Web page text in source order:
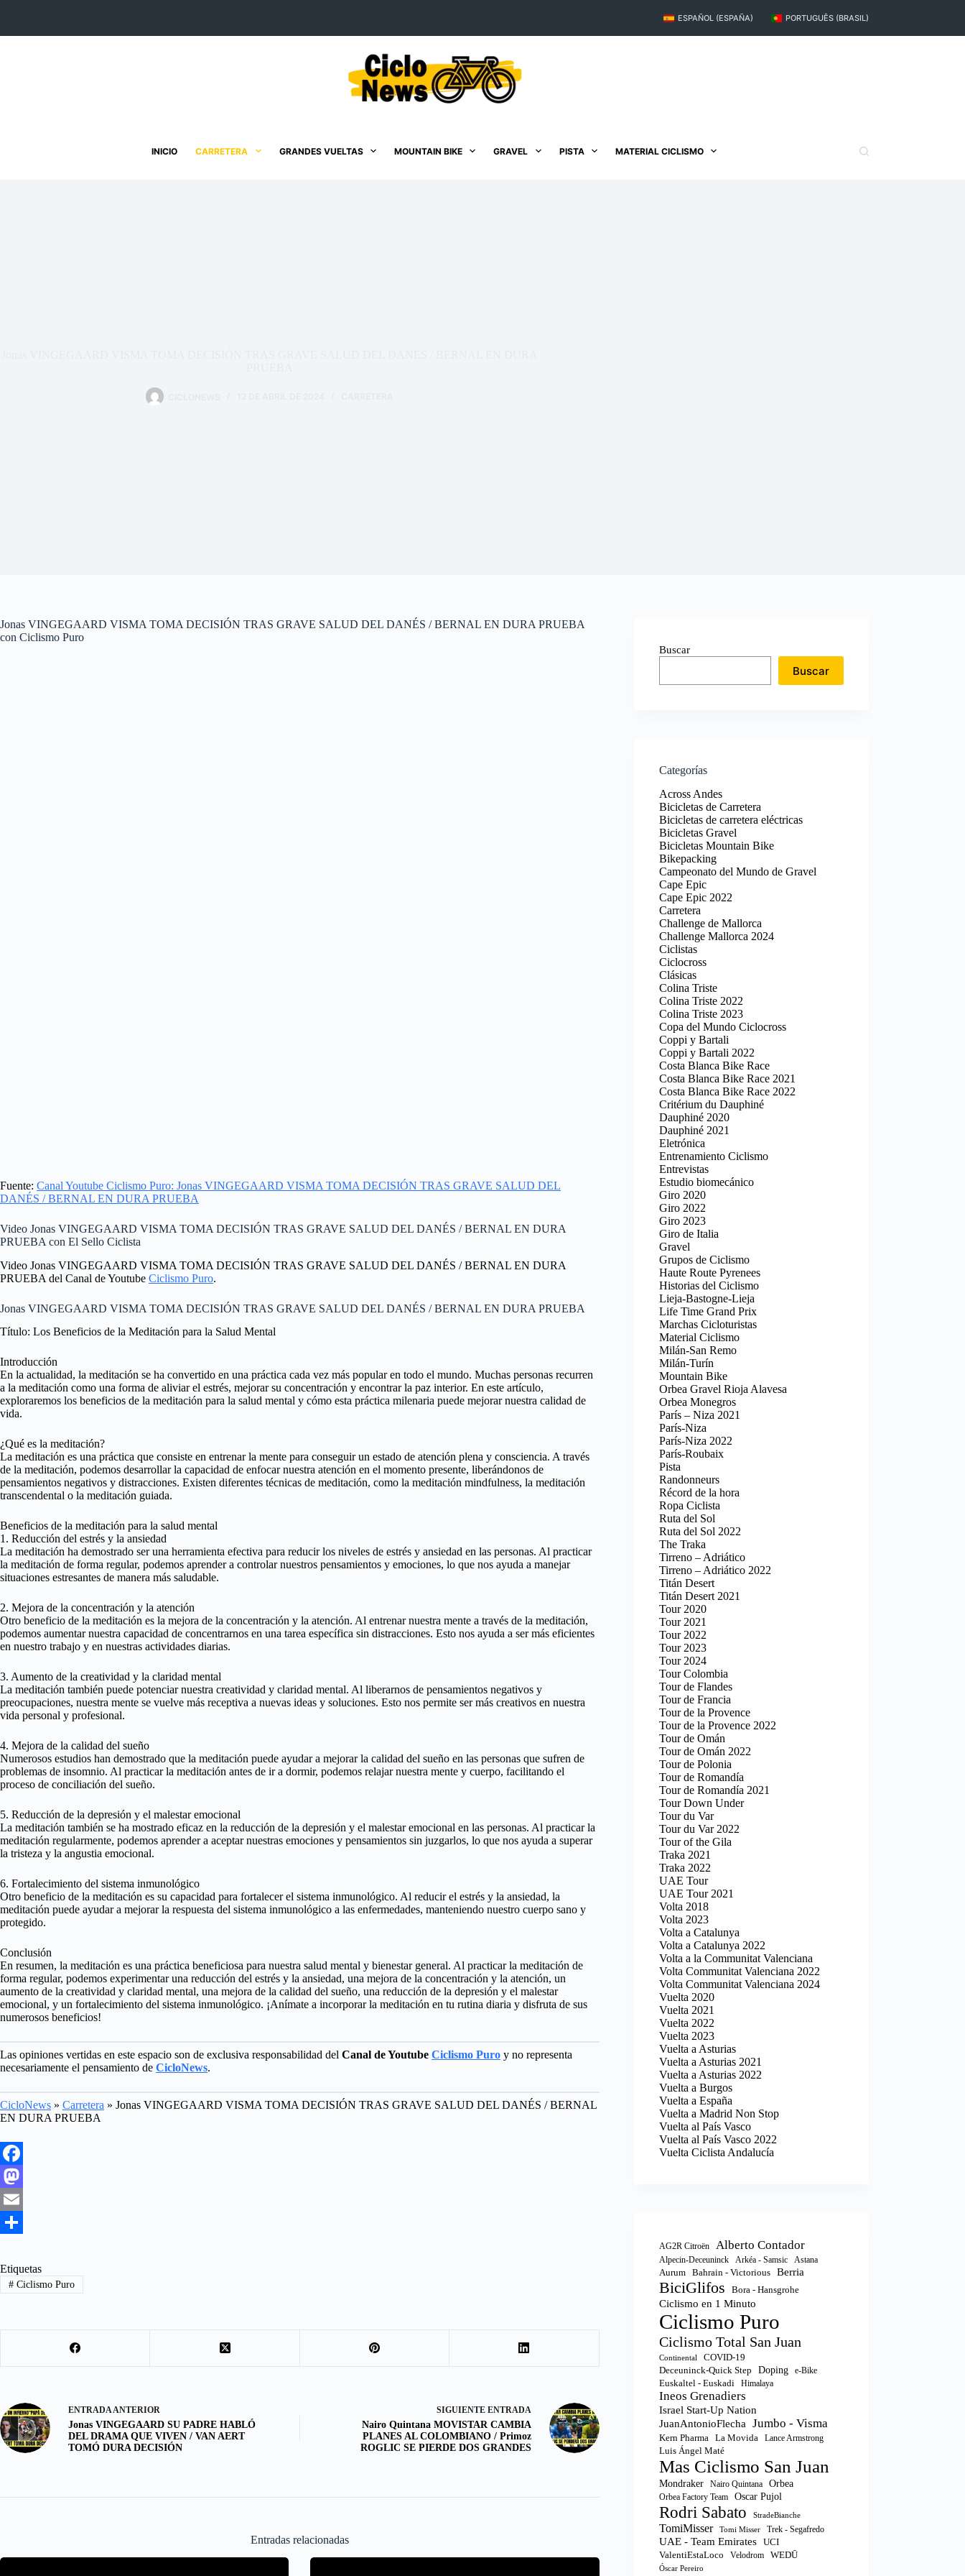
ESPAÑOL (ESPAÑA) PORTUGUÊS (BRASIL)
INICIO CARRETERA GRANDES VUELTAS MOUNTAIN BIKE GRAVEL PISTA MATERIAL CICLISMO
Jonas VINGEGAARD VISMA TOMA DECISIÓN TRAS GRAVE SALUD DEL DANÉS / BERNAL EN DURA PRUEBA
con Ciclismo Puro
Fuente: Canal Youtube Ciclismo Puro: Jonas VINGEGAARD VISMA TOMA DECISIÓN TRAS GRAVE SALUD DEL
DANÉS / BERNAL EN DURA PRUEBA
Video Jonas VINGEGAARD VISMA TOMA DECISIÓN TRAS GRAVE SALUD DEL DANÉS / BERNAL EN DURA
PRUEBA con El Sello Ciclista
Video Jonas VINGEGAARD VISMA TOMA DECISIÓN TRAS GRAVE SALUD DEL DANÉS / BERNAL EN DURA
PRUEBA del Canal de Youtube Ciclismo Puro.
Jonas VINGEGAARD VISMA TOMA DECISIÓN TRAS GRAVE SALUD DEL DANÉS / BERNAL EN DURA PRUEBA
Título: Los Beneficios de la Meditación para la Salud Mental
Introducción
En la actualidad, la meditación se ha convertido en una práctica cada vez más popular en todo el mundo. Muchas personas recurren
a la meditación como una forma de aliviar el estrés, mejorar su concentración y encontrar la paz interior. En este artículo,
exploraremos los beneficios de la meditación para la salud mental y cómo esta práctica milenaria puede mejorar nuestra calidad de
vida.
¿Qué es la meditación?
La meditación es una práctica que consiste en entrenar la mente para conseguir un estado de atención plena y consciencia. A través
de la meditación, podemos desarrollar la capacidad de enfocar nuestra atención en el momento presente, liberándonos de
pensamientos negativos y distracciones. Existen diferentes técnicas de meditación, como la meditación mindfulness, la meditación
transcendental o la meditación guiada.
Beneficios de la meditación para la salud mental
1. Reducción del estrés y la ansiedad
La meditación ha demostrado ser una herramienta efectiva para reducir los niveles de estrés y ansiedad en las personas. Al practicar
la meditación de forma regular, podemos aprender a controlar nuestros pensamientos y emociones, lo que nos ayuda a manejar
situaciones estresantes de manera más saludable.
2. Mejora de la concentración y la atención
Otro beneficio de la meditación es la mejora de la concentración y la atención. Al entrenar nuestra mente a través de la meditación,
podemos aumentar nuestra capacidad de concentrarnos en una tarea específica sin distracciones. Esto nos ayuda a ser más eficientes
en nuestro trabajo y en nuestras actividades diarias.
3. Aumento de la creatividad y la claridad mental
La meditación también puede potenciar nuestra creatividad y claridad mental. Al liberarnos de pensamientos negativos y
preocupaciones, nuestra mente se vuelve más receptiva a nuevas ideas y soluciones. Esto nos permite ser más creativos en nuestra
vida personal y profesional.
4. Mejora de la calidad del sueño
Numerosos estudios han demostrado que la meditación puede ayudar a mejorar la calidad del sueño en las personas que sufren de
problemas de insomnio. Al practicar la meditación antes de ir a dormir, podemos relajar nuestra mente y cuerpo, facilitando el
proceso de conciliación del sueño.
5. Reducción de la depresión y el malestar emocional
La meditación también se ha mostrado eficaz en la reducción de la depresión y el malestar emocional en las personas. Al practicar la
meditación regularmente, podemos aprender a aceptar nuestras emociones y pensamientos sin juzgarlos, lo que nos ayuda a superar
la tristeza y la angustia emocional.
6. Fortalecimiento del sistema inmunológico
Otro beneficio de la meditación es su capacidad para fortalecer el sistema inmunológico. Al reducir el estrés y la ansiedad, la
meditación puede ayudar a mejorar la respuesta del sistema inmunológico a las enfermedades, manteniendo nuestro cuerpo sano y
protegido.
Conclusión
En resumen, la meditación es una práctica beneficiosa para nuestra salud mental y bienestar general. Al practicar la meditación de
forma regular, podemos experimentar una reducción del estrés y la ansiedad, una mejora de la concentración y la atención, un
aumento de la creatividad y claridad mental, una mejora de la calidad del sueño, una reducción de la depresión y el malestar
emocional, y un fortalecimiento del sistema inmunológico. ¡Anímate a incorporar la meditación en tu rutina diaria y disfruta de sus
numerosos beneficios!
Las opiniones vertidas en este espacio son de exclusiva responsabilidad del Canal de Youtube Ciclismo Puro y no representa
necesariamente el pensamiento de CicloNews.
CicloNews » Carretera » Jonas VINGEGAARD VISMA TOMA DECISIÓN TRAS GRAVE SALUD DEL DANÉS / BERNAL
EN DURA PRUEBA
F
a
b
o
M
t
o
E
a
i
h
a
Etiquetas
#Ciclismo Puro
ENTRADA ANTERIOR
Jonas VINGEGAARD SU PADRE HABLÓ
DEL DRAMA QUE VIVEN / VAN AERT
TOMÓ DURA DECISIÓN
SIGUIENTE ENTRADA
Nairo Quintana MOVISTAR CAMBIA
PLANES AL COLOMBIANO / Primoz
ROGLIC SE PIERDE DOS GRANDES
Entradas relacionadas
Buscar
Buscar
Categorías
Across Andes
Bicicletas de Carretera
Bicicletas de carretera eléctricas
Bicicletas Gravel
Bicicletas Mountain Bike
Bikepacking
Campeonato del Mundo de Gravel
Cape Epic
Cape Epic 2022
Carretera
Challenge de Mallorca
Challenge Mallorca 2024
Ciclistas
Ciclocross
Clásicas
Colina Triste
Colina Triste 2022
Colina Triste 2023
Copa del Mundo Ciclocross
Coppi y Bartali
Coppi y Bartali 2022
Costa Blanca Bike Race
Costa Blanca Bike Race 2021
Costa Blanca Bike Race 2022
Critérium du Dauphiné
Dauphiné 2020
Dauphiné 2021
Eletrónica
Entrenamiento Ciclismo
Entrevistas
Estudio biomecánico
Giro 2020
Giro 2022
Giro 2023
Giro de Italia
Gravel
Grupos de Ciclismo
Haute Route Pyrenees
Historias del Ciclismo
Lieja-Bastogne-Lieja
Life Time Grand Prix
Marchas Cicloturistas
Material Ciclismo
Milán-San Remo
Milán-Turín
Mountain Bike
Orbea Gravel Rioja Alavesa
Orbea Monegros
París – Niza 2021
París-Niza
París-Niza 2022
París-Roubaix
Pista
Randonneurs
Récord de la hora
Ropa Ciclista
Ruta del Sol
Ruta del Sol 2022
The Traka
Tirreno – Adriático
Tirreno – Adriático 2022
Titán Desert
Titán Desert 2021
Tour 2020
Tour 2021
Tour 2022
Tour 2023
Tour 2024
Tour Colombia
Tour de Flandes
Tour de Francia
Tour de la Provence
Tour de la Provence 2022
Tour de Omán
Tour de Omán 2022
Tour de Polonia
Tour de Romandía
Tour de Romandía 2021
Tour Down Under
Tour du Var
Tour du Var 2022
Tour of the Gila
Traka 2021
Traka 2022
UAE Tour
UAE Tour 2021
Volta 2018
Volta 2023
Volta a Catalunya
Volta a Catalunya 2022
Volta a la Communitat Valenciana
Volta Communitat Valenciana 2022
Volta Communitat Valenciana 2024
Vuelta 2020
Vuelta 2021
Vuelta 2022
Vuelta 2023
Vuelta a Asturias
Vuelta a Asturias 2021
Vuelta a Asturias 2022
Vuelta a Burgos
Vuelta a España
Vuelta a Madrid Non Stop
Vuelta al País Vasco
Vuelta al País Vasco 2022
Vuelta Ciclista Andalucía
AG2R Citroën Alberto Contador
Alpecin-Deceuninck Arkéa - Samsic
Astana
Aurum
Bahrain - Victorious Berria
BiciGlifos Bora - Hansgrohe
Ciclismo en 1 Minuto
Ciclismo Puro
Ciclismo Total San Juan
Continental
COVID-19
Deceuninck-Quick Step
Doping e-Bike
Euskaltel - Euskadi Himalaya
Ineos Grenadiers
Israel Start-Up Nation
JuanAntonioFlecha Jumbo - Visma
Kern Pharma La Movida Lance Armstrong
Luis Ángel Maté
Mas Ciclismo San Juan
Mondraker Nairo Quintana Orbea
Orbea Factory Team Oscar Pujol
Rodri Sabato StradeBianche
TomiMisser Tomi Misser Trek - Segafredo
UAE - Team Emirates
UCI
ValentiEstaLoco
Velodrom WEDŪ
Óscar Pereiro